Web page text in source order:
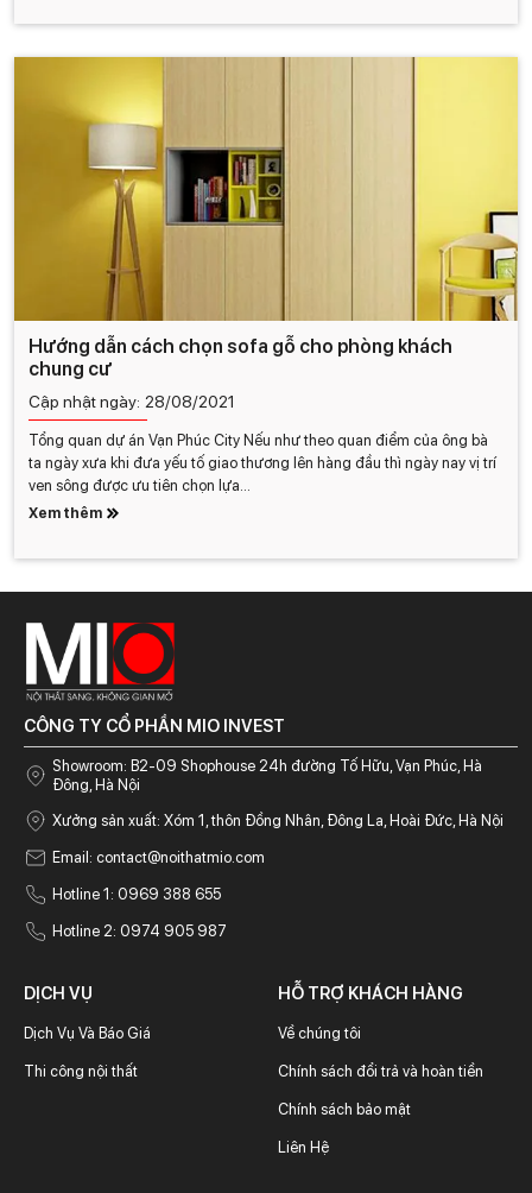
Hướng dẫn cách chọn sofa gỗ cho phòng khách
chung cư
Cập nhật ngày: 28/08/2021
Tổng quan dự án Vạn Phúc City Nếu như theo quan điểm của ông bà
ta ngày xưa khi đưa yếu tố giao thương lên hàng đầu thì ngày nay vị trí
ven sông được ưu tiên chọn lựa...
Xem thêm
CÔNG TY CỔ PHẦN MIO INVEST
Showroom: B2-09 Shophouse 24h đường Tố Hữu, Vạn Phúc, Hà
Đông, Hà Nội
Xưởng sản xuất: Xóm 1, thôn Đồng Nhân, Đông La, Hoài Đức, Hà Nội
Email: contact@noithatmio.com
Hotline 1: 0969 388 655
Hotline 2: 0974 905 987
DỊCH VỤ
Dịch Vụ Và Báo Giá
Thi công nội thất
HỖ TRỢ KHÁCH HÀNG
Về chúng tôi
Chính sách đổi trả và hoàn tiền
Chính sách bảo mật
Liên Hệ